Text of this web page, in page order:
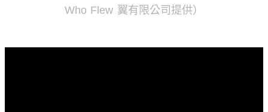
Who Flew 翼有限公司提供）